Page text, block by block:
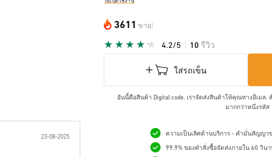
23-08-2025
3611 ขาย!
4.2/5 10 รีวิว
ใส่รถเข็น
อันนี้คือสินค้า Digital code. เราจัดส่งสินค้าให้คุณทางอีเมล.
มากกว่าหนึ่งรหัส
ความเป็นเลิศด้านบริการ - คำมั่นสัญญา
99.9% ของคำสั่งซื้อจัดส่งภายใน 60 วินา